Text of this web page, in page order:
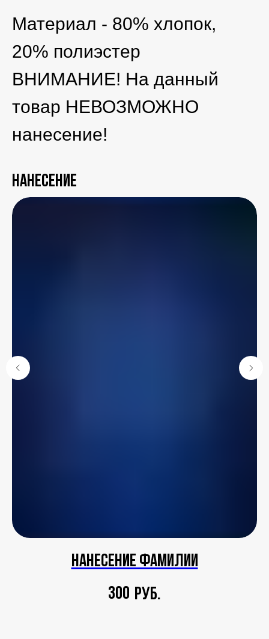
Материал - 80% хлопок,
20% полиэстер
ВНИМАНИЕ! На данный
товар НЕВОЗМОЖНО
нанесение!
Нанесение
Нанесение фамилии
300 руб.